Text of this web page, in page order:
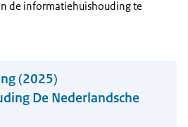
de informatiehuishouding te
(2025)
De Nederlandsche